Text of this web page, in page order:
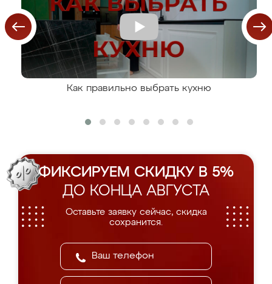
Как правильно выбрать кухню
ФИКСИРУЕМ СКИДКУ В 5%
ДО КОНЦА АВГУСТА
Оставьте заявку сейчас, скидка
сохранится.